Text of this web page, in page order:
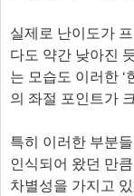
실제로 난이도가
다도 약간 낮아진
는 모습도 이러한 ‘
의 좌절 포인트가
특히 이러한 부분
인식되어 왔던 만
차별성을 가지고